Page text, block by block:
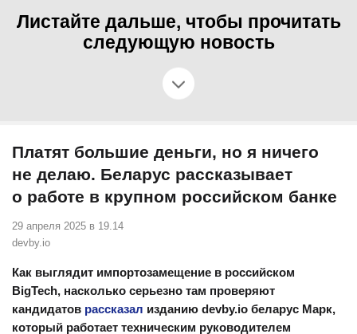
Листайте дальше, чтобы прочитать
следующую новость